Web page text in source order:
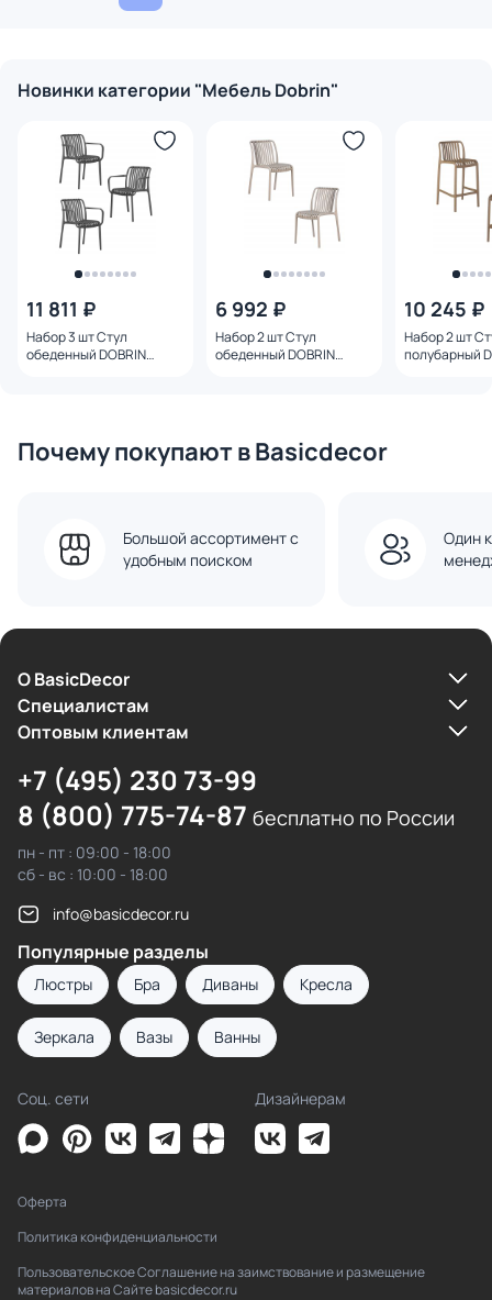
Новинки категории "Мебель Dobrin"
11 811 ₽
Набор 3 шт Стул
обеденный DOBRIN
6 992 ₽
Набор 2 шт Стул
обеденный DOBRIN
10 245 ₽
Набор 2 шт
полубарный
Почему покупают в Basicdecor
Большой ассортимент с
удобным поиском
Один
О BasicDecor
Cпециалистам
Оптовым клиентам
+7 (495) 230 73-99
8 (800) 775-74-87 бесплатно по России
пн - пт : 09:00 - 18:00
сб - вс : 10:00 - 18:00
info@basicdecor.ru
Популярные разделы
Люстры Бра Диваны Кресла
Зеркала Вазы Ванны
Соц. сети Дизайнерам
Оферта
Политика конфиденциальности
Пользовательское Соглашение на заимствование и размещение
материалов на Сайте basicdecor.ru